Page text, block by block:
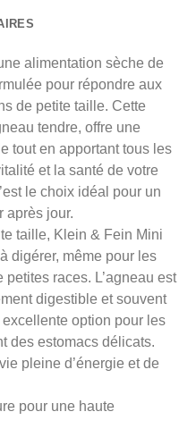
alimentation sèche de
pour répondre aux
de petite taille. Cette
tendre, offre une
tout en apportant tous les
et la santé de votre
le choix idéal pour un
après jour.
taille, Klein & Fein Mini
digérer, même pour les
races. L’agneau est
digestible et souvent
option pour les
des estomacs délicats.
pleine d’énergie et de
pour une haute